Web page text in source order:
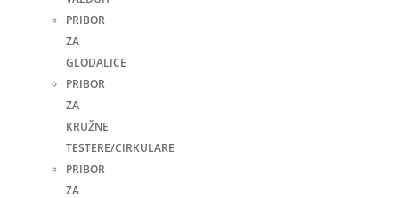
PRIBOR
ZA
GLODALICE
PRIBOR
ZA
KRUŽNE
TESTERE/CIRKULARE
PRIBOR
ZA